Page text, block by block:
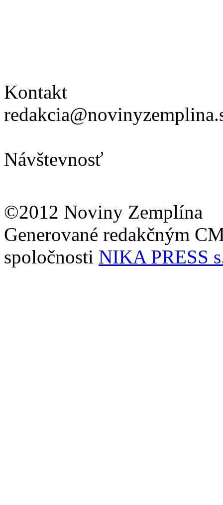
Kontakt
Návštevnosť
©2012 Noviny Zemplína
Generované redakčným
spoločnosti NIKA PRESS